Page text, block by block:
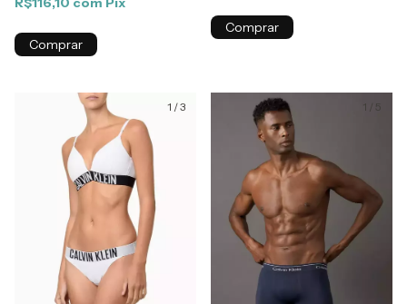
Comprar
Comprar
1 /3 1 / 5